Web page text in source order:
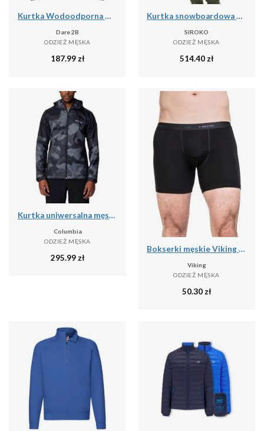
Kurtka Wodoodporna Męska Switch Out II
Dare 2B
ODZIEŻ MĘSKA
187.99 zł
Kurtka snowboardowa męska W6 Bruson
SIROKO
ODZIEŻ MĘSKA
514.40 zł
Kurtka uniwersalna męska Columbia Inner Limits Iii
Columbia
ODZIEŻ MĘSKA
295.99 zł
Bokserki męskie Viking Bamboo Lockness, z włóknem bambusowym
Viking
ODZIEŻ MĘSKA
50.30zł